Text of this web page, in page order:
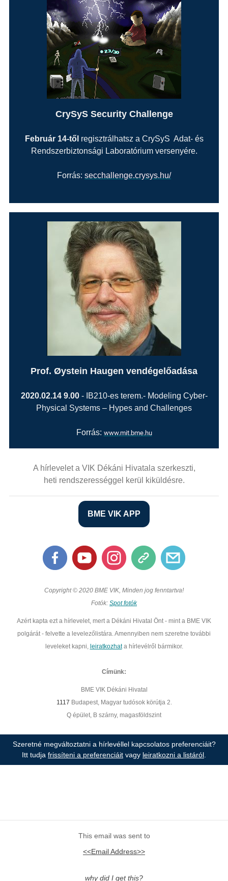
CrySyS Security Challenge
Február 14-től regisztrálhatsz a CrySyS Adat- és
Rendszerbiztonsági Laboratórium versenyére.
Forrás: secchallenge.crysys.hu/
Prof. Øystein Haugen vendégelőadása
2020.02.14 9.00- IB210-es terem.- Modeling Cyber-
Physical Systems – Hypes and Challenges
Forrás: www.mit.bme.hu
A hírlevelet a VIK Dékáni Hivatala szerkeszti,
heti rendszerességgel kerül kiküldésre.
BME VIK APP
Copyright © 2020 BME VIK, Minden jog fenntartva!
Fotók: Spot fotók
Azért kapta ezt a hírlevelet, mert a Dékáni Hivatal Önt - mint a BME VIK
polgárát - felvette a levelezőlistára. Amennyiben nem szeretne további
leveleket kapni, leiratkozhata hírlevélről bármikor.
Címünk:
BME VIK Dékáni Hivatal
1117 Budapest, Magyar tudósok körútja 2.
Q épület, B szárny, magasföldszint
Szeretné megváltoztatni a hírlevéllel kapcsolatos preferenciáit?
Itt tudja frissíteni a preferenciáit vagy leiratkozni a listáról
This email was sent to
<<Email Address>>
why did I get this?